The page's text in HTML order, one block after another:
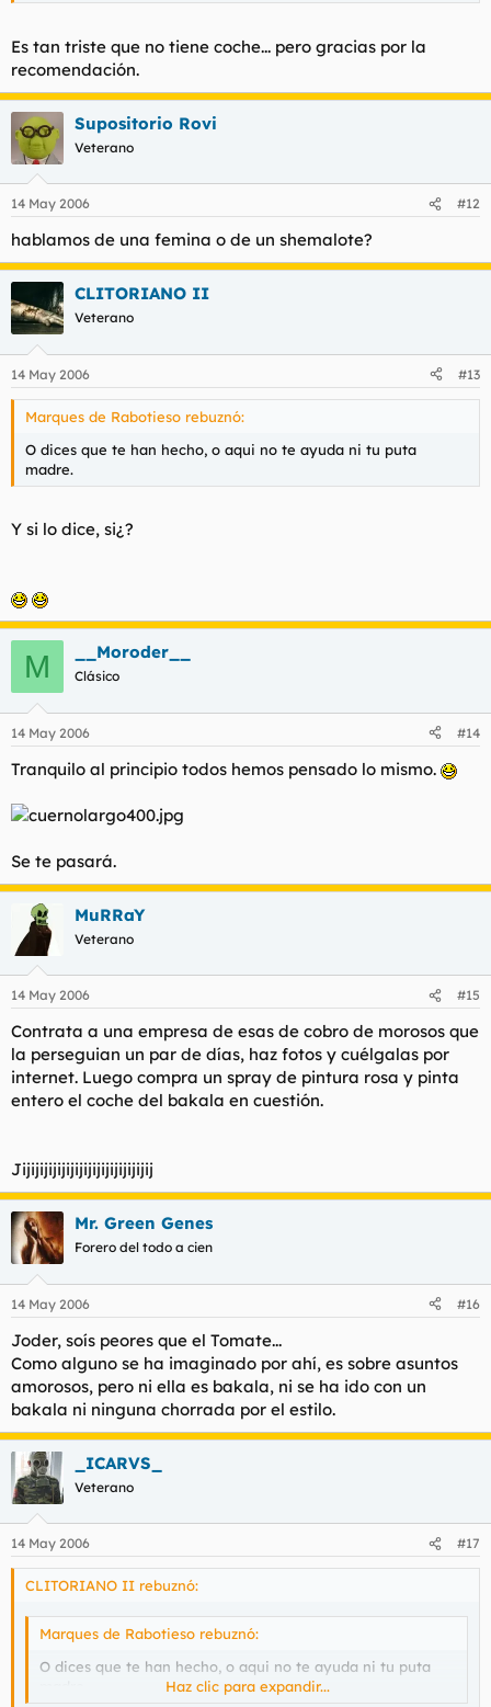
Es tan triste que no tiene coche... pero gracias por la
recomendación.
Supositorio Rovi
Veterano
14 May 2006 #12
hablamos de una femina o de un shemalote?
CLITORIANO II
Veterano
14 May 2006 #13
Marques de Rabotieso rebuznó:
O dices que te han hecho, o aqui no te ayuda ni tu puta
madre.
Y si lo dice, si¿?
M __Moroder__
Clásico
14 May 2006 #14
Tranquilo al principio todos hemos pensado lo mismo.
Se te pasará.
MuRRaY
Veterano
14 May 2006 #15
Contrata a una empresa de esas de cobro de morosos que
la perseguian un par de días, haz fotos y cuélgalas por
internet. Luego compra un spray de pintura rosa y pinta
entero el coche del bakala en cuestión.
Jijijijijijijijijijijijijijijij
Mr. Green Genes
Forero del todo a cien
14 May 2006 #16
Joder, soís peores que el Tomate...
Como alguno se ha imaginado por ahí, es sobre asuntos
amorosos, pero ni ella es bakala, ni se ha ido con un
bakala ni ninguna chorrada por el estilo.
_ICARVS_
Veterano
14 May 2006 #17
CLITORIANO II rebuznó:
Marques de Rabotieso rebuznó:
O dices que te han hecho, o aqui no te ayuda ni tu puta
Haz clic para expandir...